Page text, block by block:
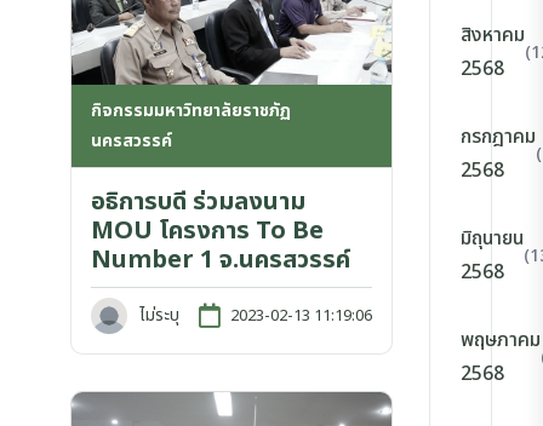
กิจกรรมมหาวิทยาลัยราชภัฏ
นครสวรรค์
อธิการบดี ร่วมลงนาม
MOU โครงการ To Be
Number 1 จ.นครสวรรค์
ไม่ระบุ 2023-02-13 11:19:06
สิงหาคม
2568
กรกฎาคม
2568
มิถุนายน
2568
พฤษภาคม
2568